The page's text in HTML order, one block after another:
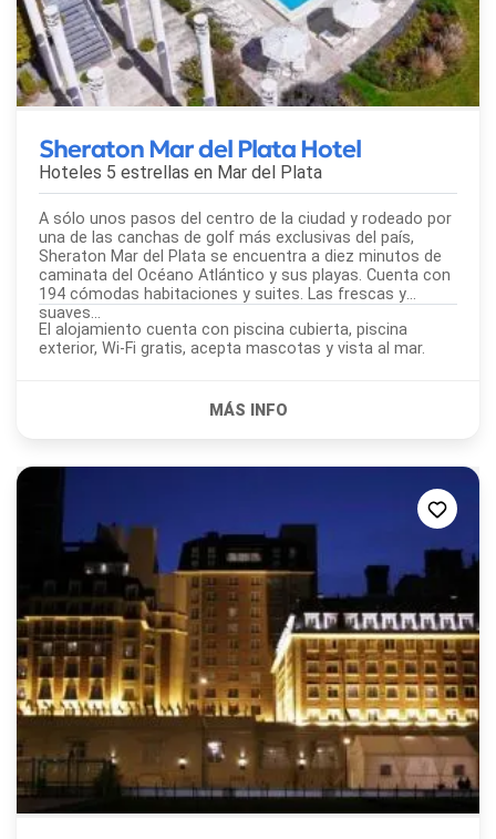
Sheraton Mar del Plata Hotel
Hoteles 5 estrellas en Mar del Plata
A sólo unos pasos del centro de la ciudad y rodeado por
una de las canchas de golf más exclusivas del país,
Sheraton Mar del Plata se encuentra a diez minutos de
caminata del Océano Atlántico y sus playas. Cuenta con
194 cómodas habitaciones y suites. Las frescas y
suaves...
El alojamiento cuenta con piscina cubierta, piscina
exterior, Wi-Fi gratis, acepta mascotas y vista al mar.